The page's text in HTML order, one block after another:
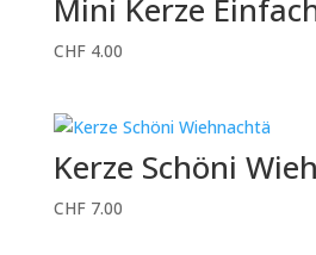
Mini Kerze
CHF4.00
Kerze Schöni
CHF7.00